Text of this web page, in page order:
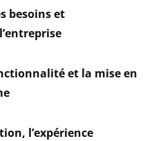
besoins et
et la mise en
l’expérience